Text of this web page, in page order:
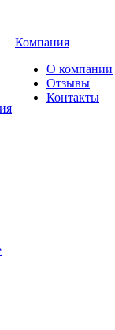
Компания
О компании
Отзывы
Контакты